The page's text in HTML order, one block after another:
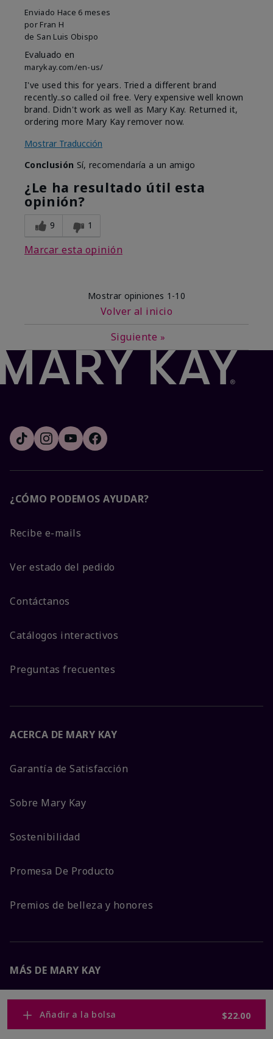
Añadir a la bolsa $22.00
Enviado Hace 6 meses
por Fran H
de San Luis Obispo
Evaluado en
marykay.com/en-us/
I've used this for years. Tried a different brand
recently..so called oil free. Very expensive well known
brand. Didn't work as well as Mary Kay. Returned it,
ordering more Mary Kay remover now.
Mostrar Traducción
Conclusión Sí, recomendaría a un amigo
¿Le ha resultado útil esta
opinión?
9 1
Marcar esta opinión
Mostrar opiniones 1-10
Volver al inicio
Siguiente »
¿CÓMO PODEMOS AYUDAR?
Recibe e-mails
Ver estado del pedido
Contáctanos
Catálogos interactivos
Preguntas frecuentes
ACERCA DE MARY KAY
Garantía de Satisfacción
Sobre Mary Kay
Sostenibilidad
Promesa De Producto
Premios de belleza y honores
MÁS DE MARY KAY